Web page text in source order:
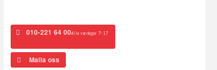
010-221 64 00Alla vardagar 7-17
Maila oss